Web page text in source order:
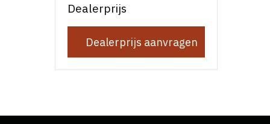
Dealerprijs
Dealerprijs aanvragen